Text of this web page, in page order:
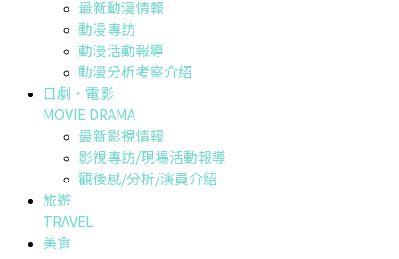
最新動漫情報
動漫專訪
動漫活動報導
動漫分析考察介紹
日劇・電影
MOVIE DRAMA
最新影視情報
影視專訪/現場活動報導
觀後感/分析/演員介紹
旅遊
TRAVEL
美食